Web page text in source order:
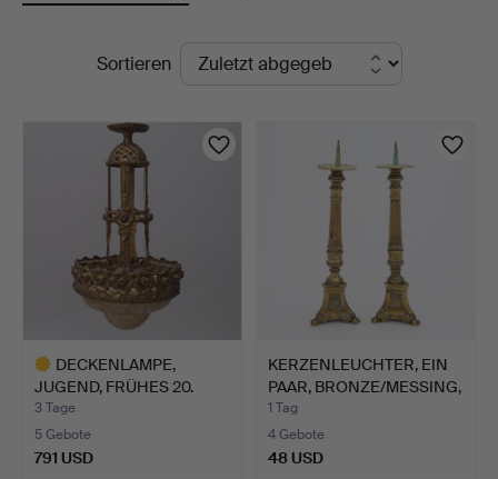
Auktioner
LaufendeSortieren
DECKENLAMPE,
JUGEND, FRÜHES 20.
JAHRHUNDER…
3 Tage
5 Gebote
791 USD
KERZENLEUCHTER, EIN
PAAR, BRONZE/MESSING,
…
1 Tag
4 Gebote
48 USD